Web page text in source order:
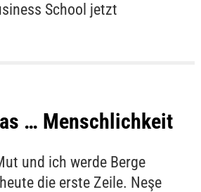
School jetzt
… Menschlichkeit
und ich werde Berge
die erste Zeile. Neşe